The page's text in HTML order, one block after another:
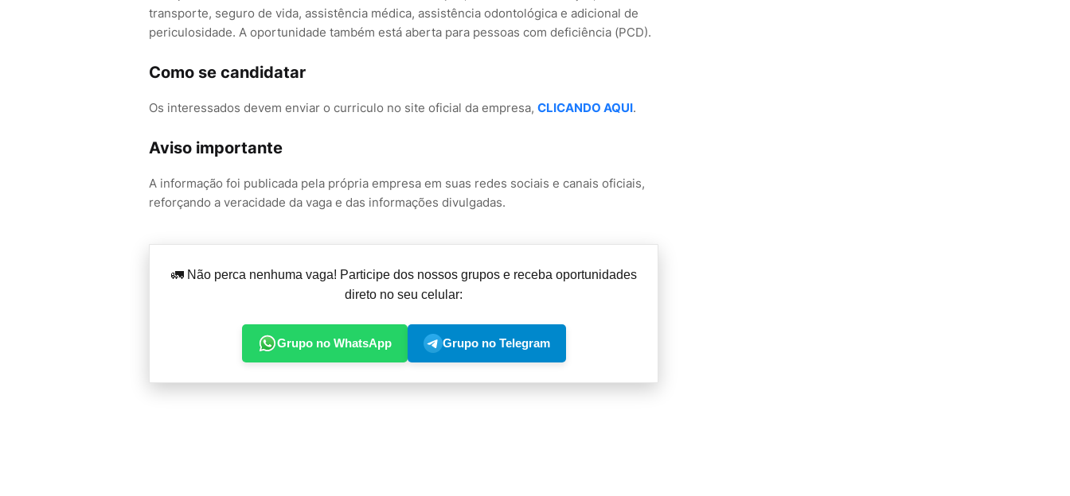
transporte, seguro de vida, assistência médica, assistência odontológica e adicional de
periculosidade. A oportunidade também está aberta para pessoas com deficiência (PCD).
Como se candidatar
Os interessados devem enviar o curriculo no site oficial da empresa, CLICANDO AQUI.
Aviso importante
A informação foi publicada pela própria empresa em suas redes sociais e canais oficiais,
reforçando a veracidade da vaga e das informações divulgadas.
🚛 Não perca nenhuma vaga! Participe dos nossos grupos e receba oportunidades
direto no seu celular:
Grupo no WhatsApp Grupo no Telegram